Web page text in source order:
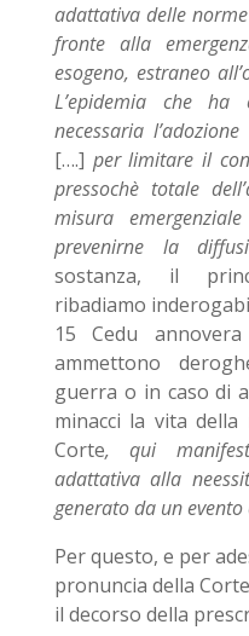
adattativa delle
fronte alla
esogeno, estraneo
L’epidemia che
necessaria
[….] per limitare il
pressochè totale
misura
prevenirne la
sostanza, il
ribadiamo
15 Cedu
ammettono
guerra o in caso di
minacci la vita
Corte, qui
adattativa alla
generato da un evento
Per questo, e per
pronuncia della
il decorso della